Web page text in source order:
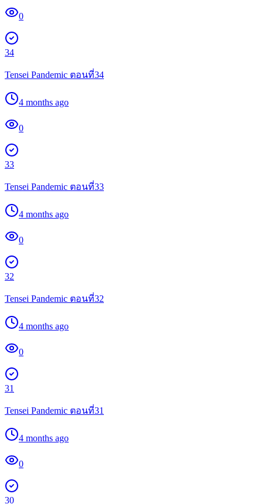
0
34
Tensei Pandemic ตอนที่34
4 months ago
0
33
Tensei Pandemic ตอนที่33
4 months ago
0
32
Tensei Pandemic ตอนที่32
4 months ago
0
31
Tensei Pandemic ตอนที่31
4 months ago
0
30